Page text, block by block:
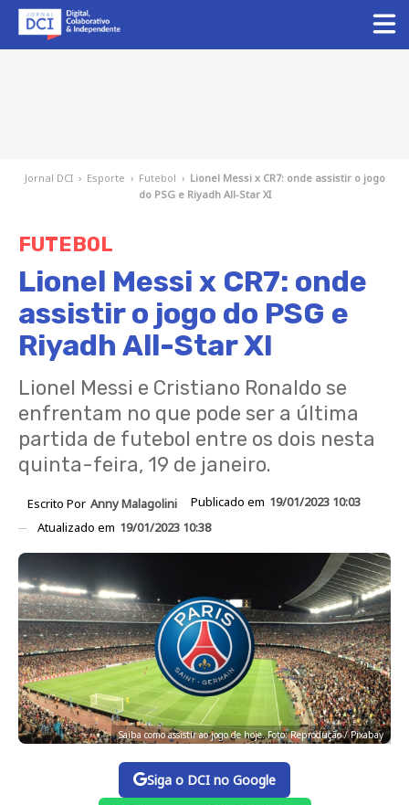
Jornal DCI › Esporte › Futebol › Lionel Messi x CR7: onde assistir o jogo
do PSG e Riyadh All-Star XI
FUTEBOL
Lionel Messi x CR7: onde
assistir o jogo do PSG e
Riyadh All-Star XI
Lionel Messi e Cristiano Ronaldo se
enfrentam no que pode ser a última
partida de futebol entre os dois nesta
quinta-feira, 19 de janeiro.
Escrito Por Anny Malagolini Publicado em 19/01/2023 10:03
Atualizado em 19/01/2023 10:38
Saiba como assistir ao jogo de hoje. Foto: Reprodução / Pixabay
Siga o DCI no Google